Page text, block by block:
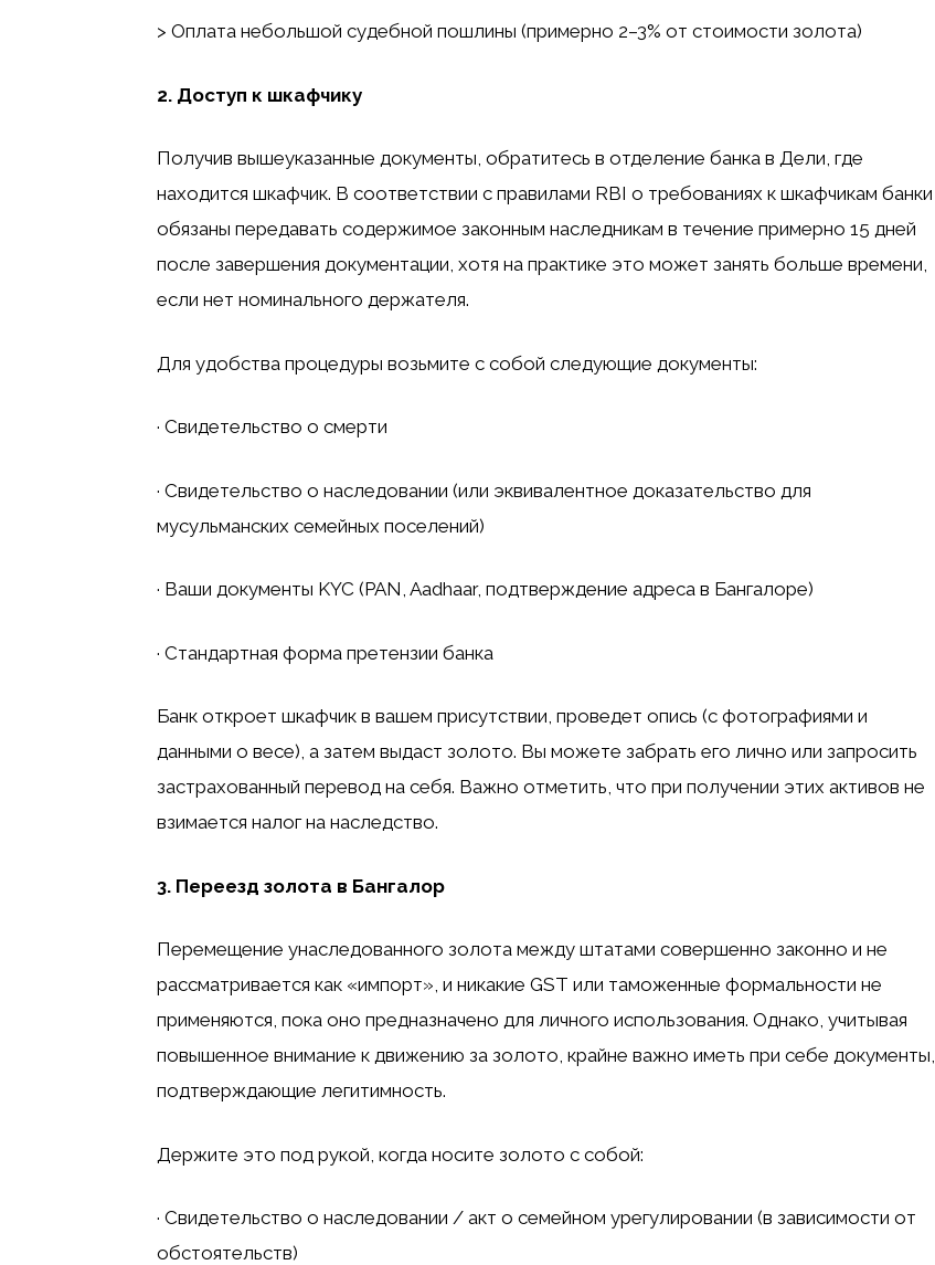
> Оплата небольшой судебной пошлины (примерно 2–3% от стоимости золота)
2. Доступ к шкафчику
Получив вышеуказанные документы, обратитесь в отделение банка в Дели, где
находится шкафчик. В соответствии с правилами RBI о требованиях к шкафчикам банки
обязаны передавать содержимое законным наследникам в течение примерно 15 дней
после завершения документации, хотя на практике это может занять больше времени,
если нет номинального держателя.
Для удобства процедуры возьмите с собой следующие документы:
· Свидетельство о смерти
· Свидетельство о наследовании (или эквивалентное доказательство для
мусульманских семейных поселений)
· Ваши документы KYC (PAN, Aadhaar, подтверждение адреса в Бангалоре)
· Стандартная форма претензии банка
Банк откроет шкафчик в вашем присутствии, проведет опись (с фотографиями и
данными о весе), а затем выдаст золото. Вы можете забрать его лично или запросить
застрахованный перевод на себя. Важно отметить, что при получении этих активов не
взимается налог на наследство.
3. Переезд золота в Бангалор
Перемещение унаследованного золота между штатами совершенно законно и не
рассматривается как «импорт», и никакие GST или таможенные формальности не
применяются, пока оно предназначено для личного использования. Однако, учитывая
повышенное внимание к движению за золото, крайне важно иметь при себе документы,
подтверждающие легитимность.
Держите это под рукой, когда носите золото с собой:
· Свидетельство о наследовании / акт о семейном урегулировании (в зависимости от
обстоятельств)